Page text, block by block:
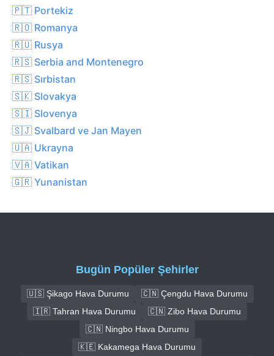
🇵🇹 Portekiz
🇷🇴 Romanya
🇷🇺 Rusya
🇷🇸 Serbia and Montenegro
🇷🇸 Sırbistan
🇸🇰 Slovakya
🇸🇮 Slovenya
🇸🇯 Svalbard ve Jan Mayen
🇺🇦 Ukrayna
🇻🇦 Vatikan
🇬🇷 Yunanistan
Bugün Popüler Şehirler
🇺🇸 Şikago Hava Durumu
🇨🇳 Çengdu Hava Durumu
🇮🇷 Tahran Hava Durumu
🇨🇳 Zibo Hava Durumu
🇨🇳 Ningbo Hava Durumu
🇰🇪 Kakamega Hava Durumu